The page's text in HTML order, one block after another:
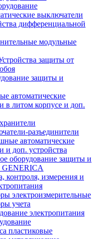
выключатели
дифференциальной
модульные
защиты от
защиты и
автоматические
в литом корпусе и доп.
разъединители
автоматические
и доп. устройства
оборудование защиты и
GENERICA
контроля, измерения и
электроизмерительные
учета
электропитания
пластиковые